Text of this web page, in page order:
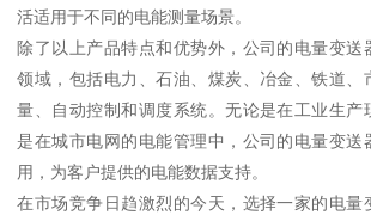
活适用于不同的电能测量场景。
除了以上产品特点和优势外，公司的电量变送
领域，包括电力、石油、煤炭、冶金、铁道、
量、自动控制和调度系统。无论是在工业生产
是在城市电网的电能管理中，公司的电量变送
用，为客户提供的电能数据支持。
在市场竞争日趋激烈的今天，选择一家的电量